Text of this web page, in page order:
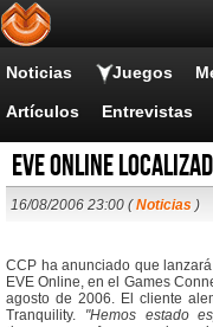
Noticias Juegos
Artículos Entrevistas
EVE Online
16/08/2006 23:00 (Noticias )
CCP ha anunciado que
EVE Online, en el Games
agosto de 2006. El cliente
Tranquility. "Hemos estado